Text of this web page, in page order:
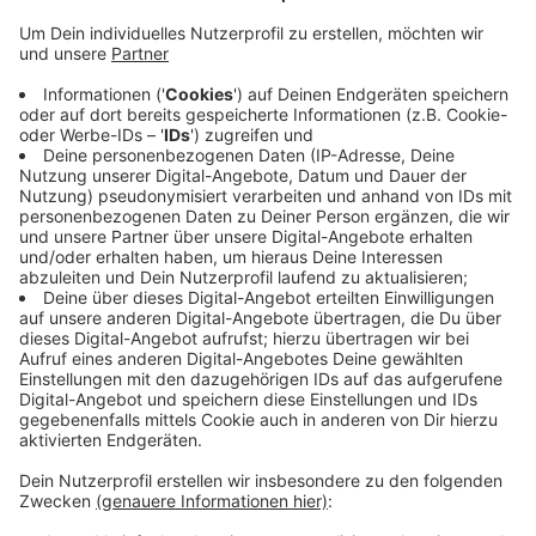
unserer Nähe war damit letztes Jahr die wärmste
in ganz Deutschland
Veröffentlicht: Samstag, 24.04.2021 09:12
Anzeige
Spitzenwert waren 37,4 Grad, die am 8 August
gemessen wurden. Insgesamt war der August bei uns
der wärmste Monat im vergangenen Jahr, und war
damit der zweit-wärmste Monat, der jemals gemessen
wurde.
Anzeige